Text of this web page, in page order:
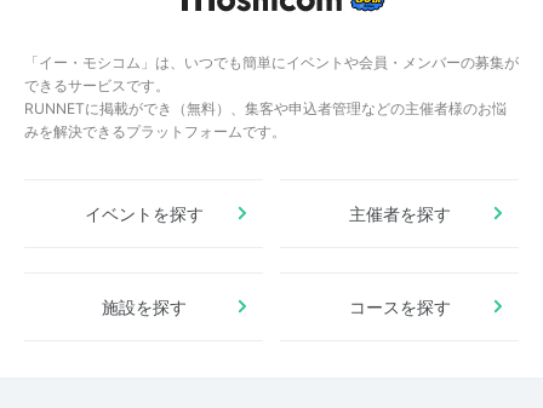
「イー・モシコム」は、いつでも簡単にイベントや会員・メンバーの募集が
できるサービスです。
RUNNETに掲載ができ（無料）、集客や申込者管理などの主催者様のお悩
みを解決できるプラットフォームです。
イベントを探す 主催者を探す
施設を探す コースを探す